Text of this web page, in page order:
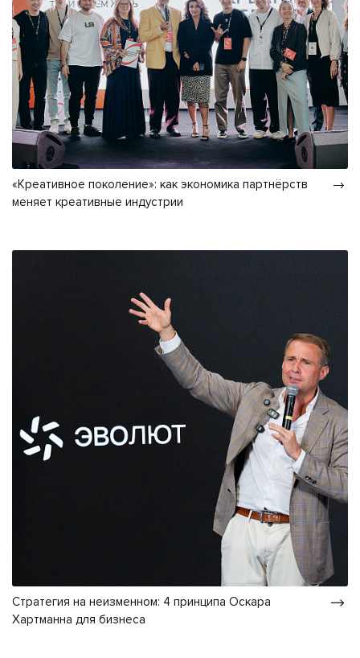
«Креативное поколение»: как экономика партнёрств
меняет креативные индустрии
Стратегия на неизменном: 4 принципа Оскара
Хартманна для бизнеса